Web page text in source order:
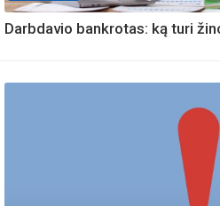
Darbdavio bankrotas: ką turi